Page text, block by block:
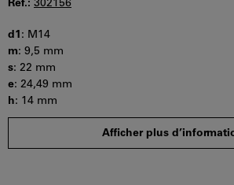
être
utilisé
par
panier.
Réf.: 302156
d1 : M14
m: 9,5 mm
s: 22 mm
e: 24,49 mm
h: 14 mm
Quantité minimale de commande : 50
Etapes de la commande : 50 pièces
Afficher plus